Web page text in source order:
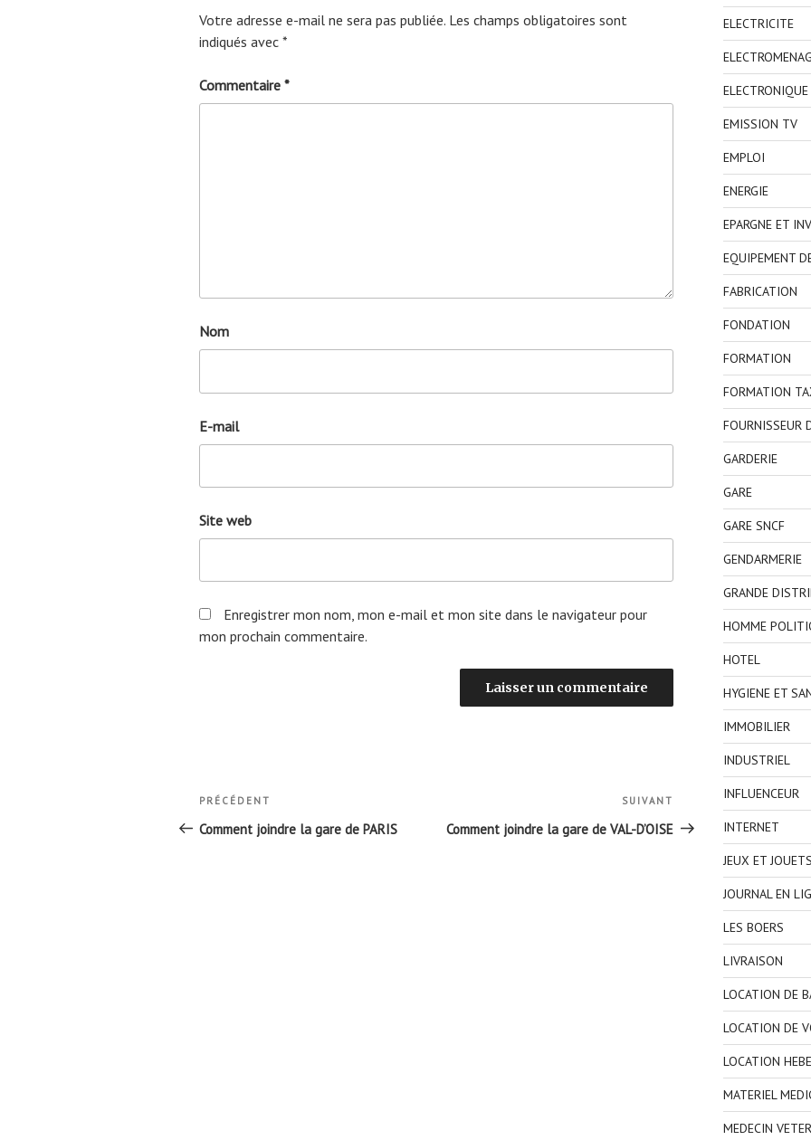
Votre adresse e-mail ne sera pas publiée. Les champs obligatoires sont
indiqués avec *
Commentaire *
Nom
E-mail
Site web
Enregistrer mon nom, mon e-mail et mon site dans le navigateur pour
mon prochain commentaire.
Navigation
de
Article
précédent
PRÉCÉDENT
Comment joindre la gare de PARIS
suivant
SUIVANT
Comment joindre la gare de VAL-D’OISE
ELECTRICITE
EMISSION TV
EMPLOI
ENERGIE
EPARGNE ET
EQUIPEMENT
FABRICATION
FONDATION
FORMATION
FORMATION
FOURNISSEUR
GARDERIE
GARE
GARE SNCF
GENDARMERIE
GRANDE
HOMME
HOTEL
HYGIENE ET
IMMOBILIER
INDUSTRIEL
INFLUENCEUR
INTERNET
JEUX ET JOUETS
JOURNAL EN
LES BOERS
LIVRAISON
LOCATION DE
LOCATION DE
LOCATION
MATERIEL
MEDECIN